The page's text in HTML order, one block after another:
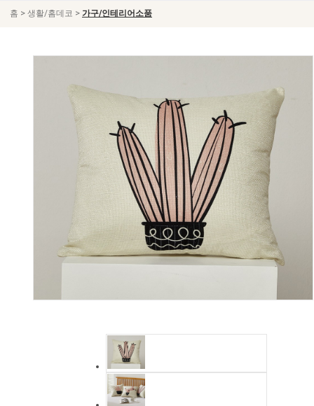
홈 > 생활/홈데코 > 가구/인테리어소품